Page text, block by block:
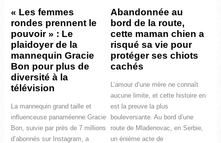
« Les femmes
rondes prennent le
pouvoir » : Le
plaidoyer de la
mannequin Gracie
Bon pour plus de
diversité à la
télévision
La mannequin grand taille et
influenceuse panaméenne Gracie
Bon, suivie par près de 7 millions
d’abonnés sur Instagram, a
Abandonnée au
bord de la route,
cette maman chien a
risqué sa vie pour
protéger ses chiots
cachés
L’amour d’une mère ne connaît
aucune limite, et cette histoire en
est la preuve la plus
bouleversante. Au bord d’une
route de Mladenovac, en Serbie,
un énième acte de